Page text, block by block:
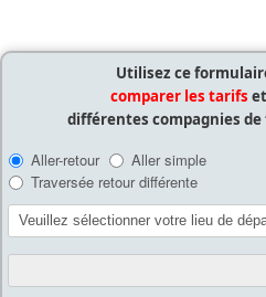
Utilisez ce
comparer les tarifs
différentes compagnies